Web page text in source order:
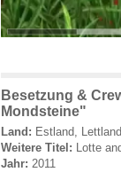
Besetzung &
Mondsteine"
Land: Estland, Lettland
Weitere Titel: Lotte
Jahr: 2011